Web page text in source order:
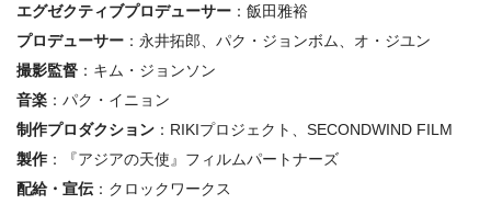
エグゼクティブプロデューサー ：飯田雅裕
プロデューサー ：永井拓郎、パク・ジョンボム、オ・ジユン
撮影監督 ：キム・ジョンソン
音楽 ：パク・イニョン
制作プロダクション ：RIKIプロジェクト、SECONDWIND FILM
製作：『アジアの天使』フィルムパートナーズ
配給・宣伝：クロックワークス